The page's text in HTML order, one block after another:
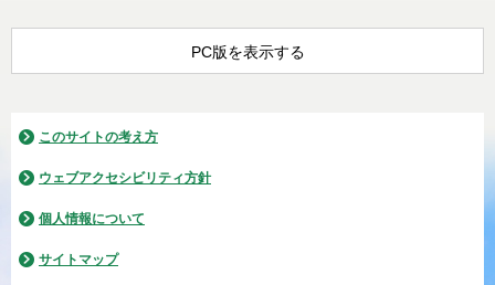
PC版を表示する
このサイトの考え方
ウェブアクセシビリティ方針
個人情報について
サイトマップ